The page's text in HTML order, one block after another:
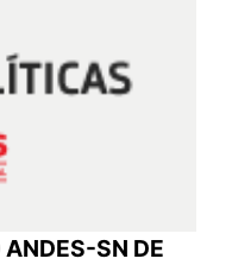
ANDES-SN DE